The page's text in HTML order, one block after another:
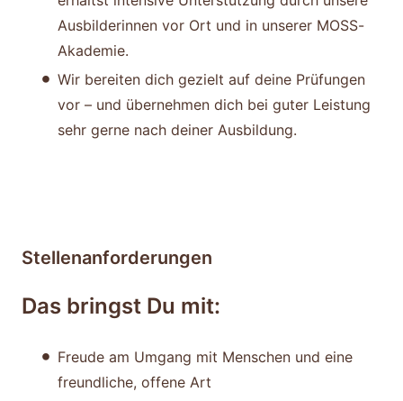
Ausbilderinnen vor Ort und in unserer MOSS-
Akademie.
Wir bereiten dich gezielt auf deine Prüfungen
vor – und übernehmen dich bei guter Leistung
sehr gerne nach deiner Ausbildung.
Stellenanforderungen
Das bringst Du mit:
Freude am Umgang mit Menschen und eine
freundliche, offene Art